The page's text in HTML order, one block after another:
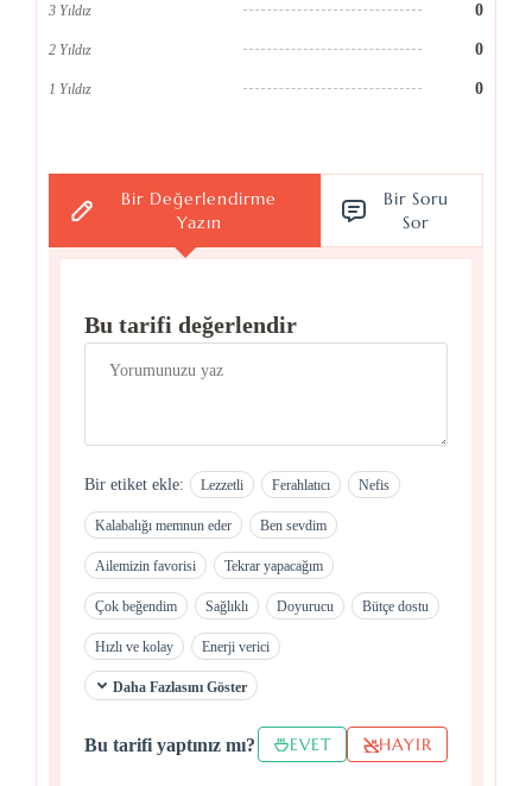
3 Yıldız 0
2 Yıldız 0
1 Yıldız 0
Bir Değerlendirme
Yazın
Bir Soru
Sor
Bu tarifi değerlendir
Bir etiket ekle: Lezzetli Ferahlatıcı Nefis
Kalabalığı memnun eder Ben sevdim
Ailemizin favorisi Tekrar yapacağım
Çok beğendim Sağlıklı Doyurucu Bütçe dostu
Hızlı ve kolay Enerji verici
Daha Fazlasını Göster
Bu tarifi yaptınız mı? EVET HAYIR